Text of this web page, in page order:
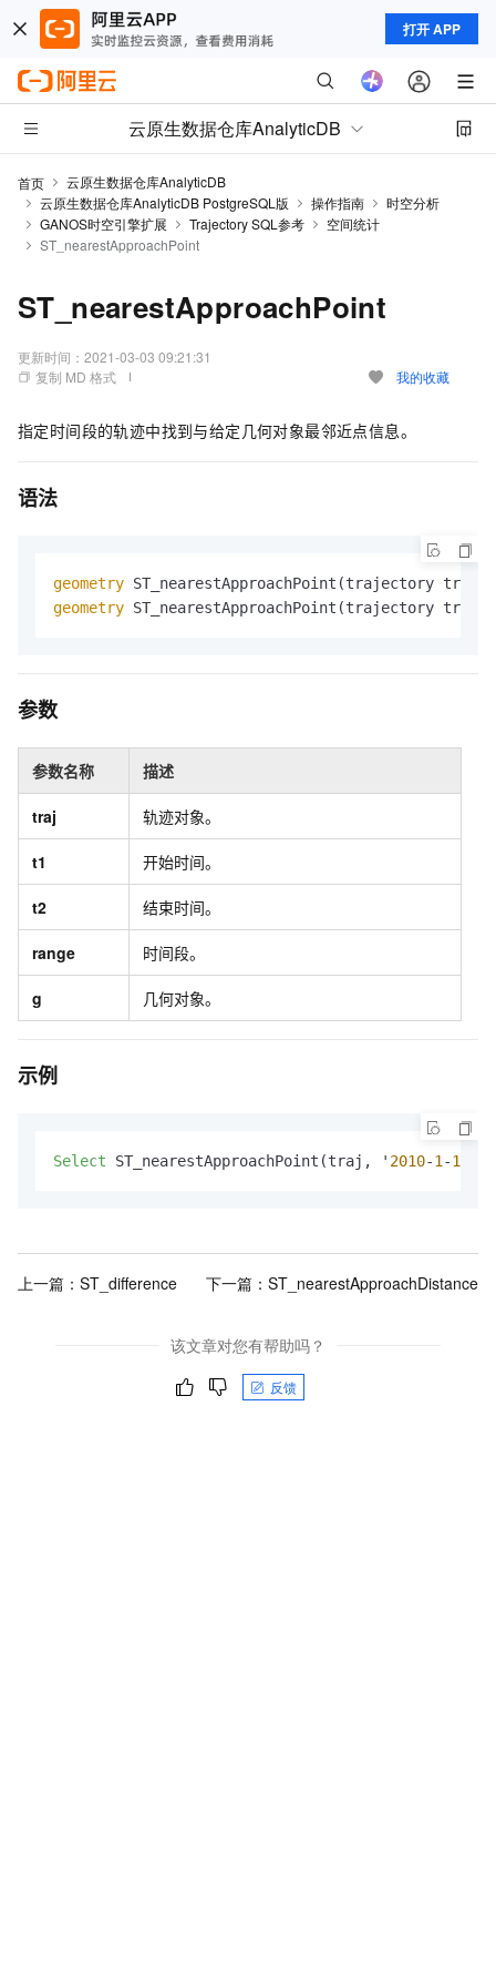
打开 APP
云原生数据仓库AnalyticDB
首页
云原生数据仓库AnalyticDB
云原生数据仓库AnalyticDB PostgreSQL版
操作指南
时空分析
GANOS时空引擎扩展
Trajectory SQL参考
空间统计
ST​_nearestApproachPoint
ST​_nearestApproachPoint
更新时间： 2021-03-03 09:21:31
复制 MD 格式
我的收藏
指定时间段的轨迹中找到与给定几何对象最邻近点信息。
语法
geometry ST_nearestApproachPoint(trajectory
geometry ST_nearestApproachPoint(trajectory traj,
参数
参数名称 描述
traj 轨迹对象。
t1 开始时间。
t2 结束时间。
range 时间段。
g 几何对象。
示例
Select ST_nearestApproachPoint(traj, ' 2010-1-1
上一篇： ST_difference 下一篇： S​T_nearestApproachDistance
该文章对您有帮助吗？
反馈